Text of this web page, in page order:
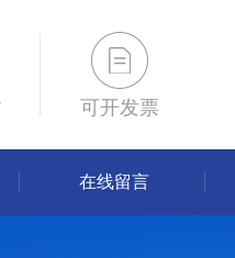
可开发票
在线留言